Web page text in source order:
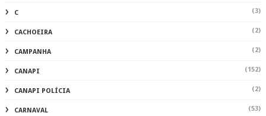
C (3)
CACHOEIRA (2)
CAMPANHA (2)
CANAPI (152)
CANAPI POLÍCIA (2)
CARNAVAL (53)